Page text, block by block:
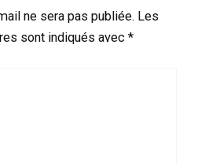
ne sera pas publiée. Les
sont indiqués avec *